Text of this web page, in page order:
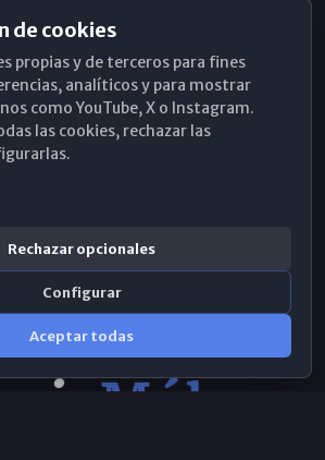
de cookies
propias y de terceros para fines
analíticos y para mostrar
como YouTube, X o Instagram.
las cookies, rechazar las
Rechazar opcionales
Configurar
Aceptar todas